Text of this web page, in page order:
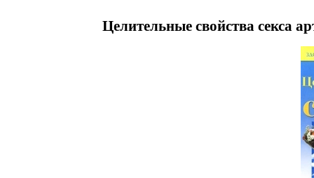
Целительные свойства секса